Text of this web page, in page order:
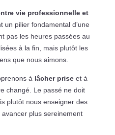
vie professionnelle et
un pilier fondamental d’une
pas les heures passées au
à la fin, mais plutôt les
que nous aimons.
à lâcher priseet à
changé. Le passé ne doit
plutôt nous enseigner des
plus sereinement